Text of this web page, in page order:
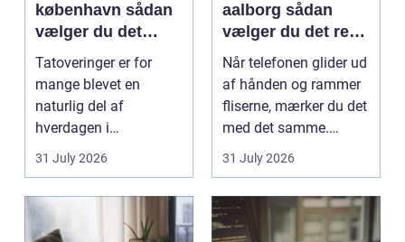
københavn sådan
vælger du det
rigtige studie
Tatoveringer er for
mange blevet en
naturlig del af
hverdagen i
København. Byen er
fyldt med dygtige...
31 July 2026
aalborg sådan
vælger du det rette
værksted
Når telefonen glider ud
af hånden og rammer
fliserne, mærker du det
med det samme.
Skærmen splintrer...
31 July 2026